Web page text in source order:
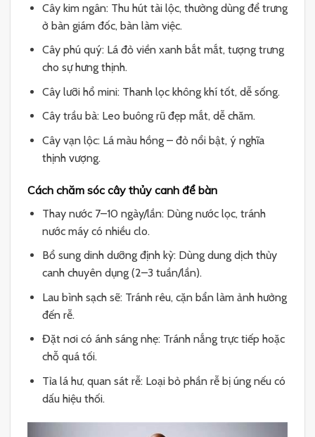
Cây kim ngân: Thu hút tài lộc, thường dùng để trưng
ở bàn giám đốc, bàn làm việc.
Cây phú quý: Lá đỏ viền xanh bắt mắt, tượng trưng
cho sự hưng thịnh.
Cây lưỡi hổ mini: Thanh lọc không khí tốt, dễ sống.
Cây trầu bà: Leo buông rũ đẹp mắt, dễ chăm.
Cây vạn lộc: Lá màu hồng – đỏ nổi bật, ý nghĩa
thịnh vượng.
Cách chăm sóc cây thủy canh để bàn
Thay nước 7–10 ngày/lần: Dùng nước lọc, tránh
nước máy có nhiều clo.
Bổ sung dinh dưỡng định kỳ: Dùng dung dịch thủy
canh chuyên dụng (2–3 tuần/lần).
Lau bình sạch sẽ: Tránh rêu, cặn bẩn làm ảnh hưởng
đến rễ.
Đặt nơi có ánh sáng nhẹ: Tránh nắng trực tiếp hoặc
chỗ quá tối.
Tỉa lá hư, quan sát rễ: Loại bỏ phần rễ bị úng nếu có
dấu hiệu thối.